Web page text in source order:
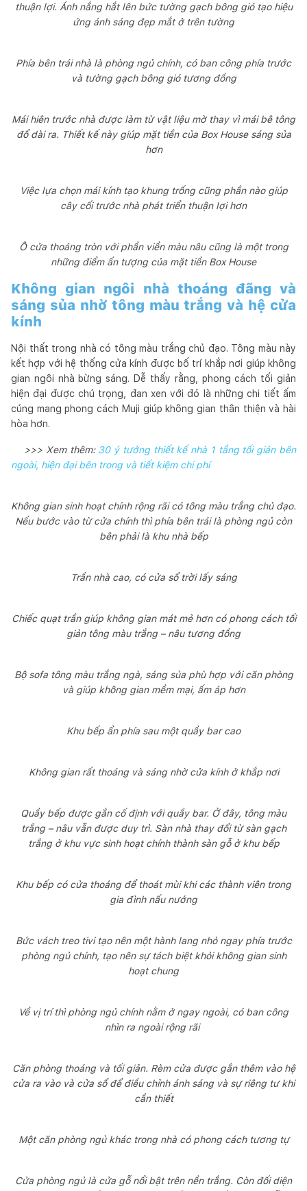
thuận lợi. Ánh nắng hắt lên bức tường gạch bông gió tạo hiệu
ứng ánh sáng đẹp mắt ở trên tường
Phía bên trái nhà là phòng ngủ chính, có ban công phía trước
và tường gạch bông gió tương đồng
Mái hiên trước nhà được làm từ vật liệu mờ thay vì mái bê tông
đổ dài ra. Thiết kế này giúp mặt tiền của Box House sáng sủa
hơn
Việc lựa chọn mái kính tạo khung trống cũng phần nào giúp
cây cối trước nhà phát triển thuận lợi hơn
Ô cửa thoáng tròn với phần viền màu nâu cũng là một trong
những điểm ấn tượng của mặt tiền Box House
Không gian ngôi nhà thoáng đãng và
sáng sủa nhờ tông màu trắng và hệ cửa
kính
Nội thất trong nhà có tông màu trắng chủ đạo. Tông màu này
kết hợp với hệ thống cửa kính được bố trí khắp nơi giúp không
gian ngôi nhà bừng sáng. Dễ thấy rằng, phong cách tối giản
hiện đại được chú trọng, đan xen với đó là những chi tiết ấm
cúng mang phong cách Muji giúp không gian thân thiện và hài
hòa hơn.
>>> Xem thêm: 30 ý tưởng thiết kế nhà 1 tầng tối giản bên
ngoài, hiện đại bên trong và tiết kiệm chi phí
Không gian sinh hoạt chính rộng rãi có tông màu trắng chủ đạo.
Nếu bước vào từ cửa chính thì phía bên trái là phòng ngủ còn
bên phải là khu nhà bếp
Trần nhà cao, có cửa sổ trời lấy sáng
Chiếc quạt trần giúp không gian mát mẻ hơn có phong cách tối
giản tông màu trắng – nâu tương đồng
Bộ sofa tông màu trắng ngà, sáng sủa phù hợp với căn phòng
và giúp không gian mềm mại, ấm áp hơn
Khu bếp ẩn phía sau một quầy bar cao
Không gian rất thoáng và sáng nhờ cửa kính ở khắp nơi
Quầy bếp được gắn cố định với quầy bar. Ở đây, tông màu
trắng – nâu vẫn được duy trì. Sàn nhà thay đổi từ sàn gạch
trắng ở khu vực sinh hoạt chính thành sàn gỗ ở khu bếp
Khu bếp có cửa thoáng để thoát mùi khi các thành viên trong
gia đình nấu nướng
Bức vách treo tivi tạo nên một hành lang nhỏ ngay phía trước
phòng ngủ chính, tạo nên sự tách biệt khỏi không gian sinh
hoạt chung
Về vị trí thì phòng ngủ chính nằm ở ngay ngoài, có ban công
nhìn ra ngoài rộng rãi
Căn phòng thoáng và tối giản. Rèm cửa được gắn thêm vào hệ
cửa ra vào và cửa sổ để điều chỉnh ánh sáng và sự riêng tư khi
cần thiết
Một căn phòng ngủ khác trong nhà có phong cách tương tự
Cửa phòng ngủ là cửa gỗ nổi bật trên nền trắng. Còn đối diện